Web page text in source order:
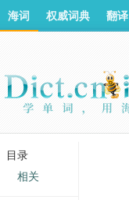
海词 权威词典 翻译
目录
相关